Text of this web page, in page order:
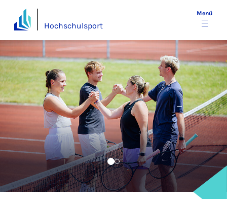
Hochschulsport
Menü